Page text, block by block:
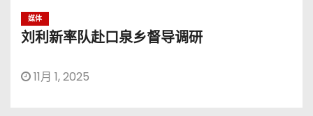
媒体
刘利新率队赴口泉乡督导调研
11月 1, 2025